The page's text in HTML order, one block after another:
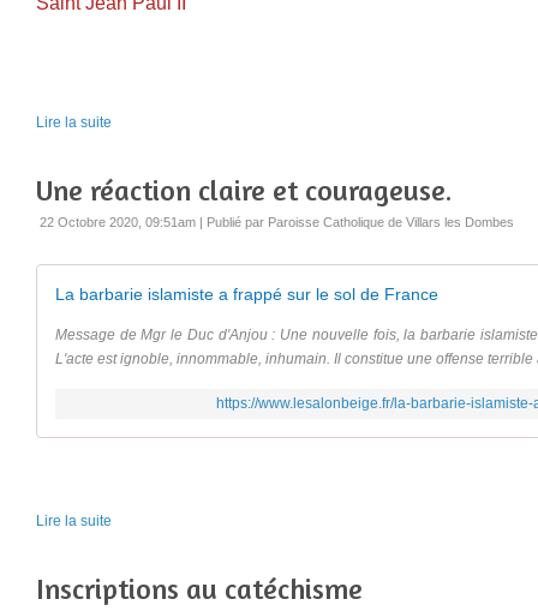
Lire la suite
Une réaction claire et courageuse.
22 Octobre 2020, 09:51am | Publié par Paroisse Catholique de Villars les Dombes
La barbarie islamiste a frappé sur le sol de France
Message de Mgr le Duc d'Anjou : Une nouvelle fois, la barbarie
L'acte est ignoble, innommable, inhumain. Il constitue une offense
https://www.lesalonbeige.fr/la-barbarie-
Lire la suite
Inscriptions au catéchisme